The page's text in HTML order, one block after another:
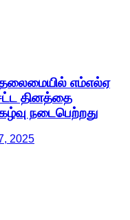
எம்எல்ஏ
தினத்தை
நடைபெற்றது
2025